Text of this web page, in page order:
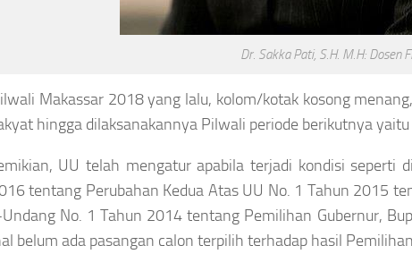
Dr. Sakka Pati, S.H. M.H: Dosen
Makassar 2018 yang lalu, kolom/kotak kosong
hingga dilaksanakannya Pilwali periode berikutnya
UU telah mengatur apabila terjadi kondisi seperti
tentang Perubahan Kedua Atas UU No. 1 Tahun 2015
No. 1 Tahun 2014 tentang Pemilihan Gubernur,
belum ada pasangan calon terpilih terhadap hasil